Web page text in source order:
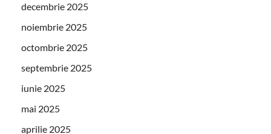
decembrie 2025
noiembrie 2025
octombrie 2025
septembrie 2025
iunie 2025
mai 2025
aprilie 2025